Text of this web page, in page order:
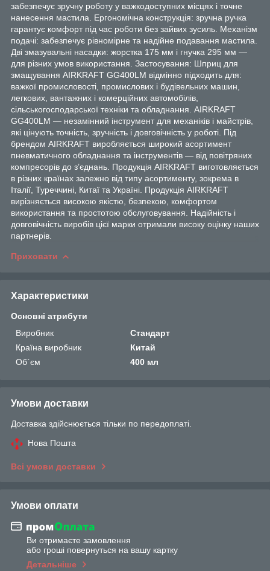
забезпечує зручну роботу у важкодоступних місцях і точне
нанесення мастила. Ергономічна конструкція: зручна ручка
гарантує комфорт під час роботи без зайвих зусиль. Механізм
подачі: забезпечує рівномірне та надійне подавання мастила.
Дві змазувальні насадки: жорстка 175 мм і гнучка 295 мм —
для різних умов використання. Застосування: Шприц для
змащування AIRKRAFT GG400LM відмінно підходить для:
важкої промисловості, промислових і будівельних машин,
легкових, вантажних і комерційних автомобілів,
сільськогосподарської техніки та обладнання. AIRKRAFT
GG400LM — незамінний інструмент для механіків і майстрів,
які цінують точність, зручність і довговічність у роботі. Під
брендом AIRKRAFT виробляється широкий асортимент
пневматичного обладнання та інструментів — від повітряних
компресорів до з’єднань. Продукція AIRKRAFT виготовляється
в різних країнах залежно від типу асортименту, зокрема в
Італії, Туреччині, Китаї та Україні. Продукція AIRKRAFT
вирізняється високою якістю, безпекою, комфортом
використання та простотою обслуговування. Надійність і
довговічність виробів цієї марки отримали високу оцінку наших
партнерів.
Приховати
Характеристики
Основні атрибути
Виробник
Стандарт
Країна виробник
Китай
Об`єм
400 мл
Умови доставки
Доставка здійснюється тільки по передоплаті.
Нова Пошта
Всі умови доставки
Умови оплати
Ви отримаєте замовлення
або гроші повернуться на вашу картку
Детальніше